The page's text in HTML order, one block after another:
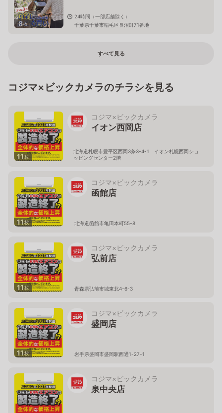
8枚
24時間（一部店舗除く）
千葉県千葉市稲毛区長沼町71番地
すべて見る
コジマ×ビックカメラのチラシを見る
11枚
コジマ×ビックカメラ
イオン西岡店
北海道札幌市豊平区西岡3条3-4-1 イオン札幌西岡ショ
ッピングセンター2階
11枚
コジマ×ビックカメラ
函館店
北海道函館市亀田本町55-8
11枚
コジマ×ビックカメラ
弘前店
青森県弘前市城東北4-6-3
11枚
コジマ×ビックカメラ
盛岡店
岩手県盛岡市盛岡駅西通1-27-1
コジマ×ビックカメラ
泉中央店